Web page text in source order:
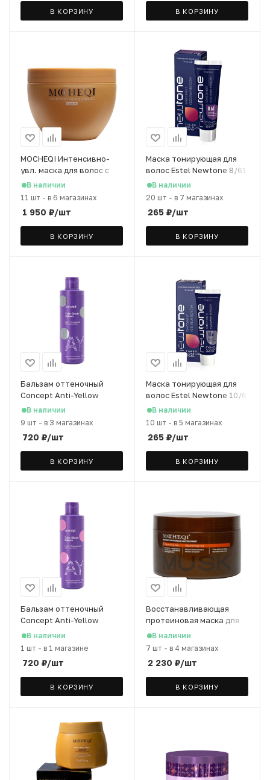
В КОРЗИНУ В КОРЗИНУ
MOCHEQI Интенсивно-
увл. маска для волос с
коллагеном и маслом
макадамии, 250 мл
В наличии
11 шт - в 6 магазинах
1 950 ₽/шт
В КОРЗИНУ
Маска тонирующая для
волос Estel Newtone 8/61
светло-русый
фиолетово-пепельный,
В наличии
20 шт - в 7 магазинах
265 ₽/шт
В КОРЗИНУ
Бальзам оттеночный
Concept Anti-Yellow
Effect Пепельный блонд,
300 мл
В наличии
9 шт - в 3 магазинах
720 ₽/шт
В КОРЗИНУ
Маска тонирующая для
волос Estel Newtone 10/6
cветлый блондин
фиолетовый, 60 мл
В наличии
10 шт - в 5 магазинах
265 ₽/шт
В КОРЗИНУ
Бальзам оттеночный
Concept Anti-Yellow
Effect Жемчужный блонд,
300 мл
В наличии
1 шт - в 1 магазине
720 ₽/шт
В КОРЗИНУ
Восстанавливающая
протеиновая маска для
волос MOCHEQI с
пантенолом, 500 мл
В наличии
7 шт - в 4 магазинах
2 230 ₽/шт
В КОРЗИНУ